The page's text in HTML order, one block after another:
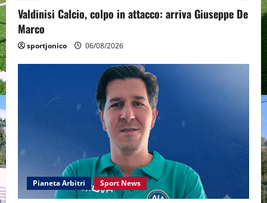
Valdinisi Calcio, colpo in attacco: arriva Giuseppe De
Marco
sportjonico 06/08/2026
Pianeta Arbitri Sport News